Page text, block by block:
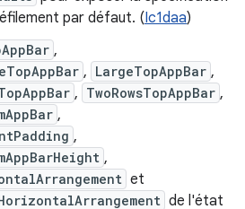
par défaut. (Ic1daa)
,
, LargeTopAppBar ,
, TwoRowsTopAppBar ,
,
,
,
et
de l'état